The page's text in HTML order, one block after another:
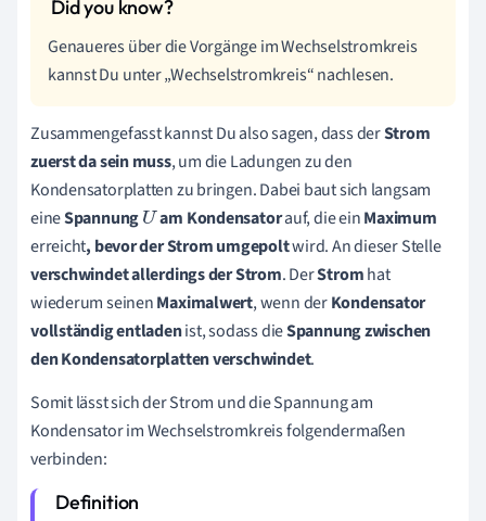
Genaueres über die Vorgänge im Wechselstromkreis
kannst Du unter „Wechselstromkreis“ nachlesen.
Zusammengefasst kannst Du also sagen, dass derStrom
zuerst da sein muss, um die Ladungen zu den
Kondensatorplatten zu bringen. Dabei baut sich langsam
eineSpannungUam Kondensatorauf, die einMaximum
erreicht, bevor der Strom umgepoltwird. An dieser Stelle
verschwindet allerdings der Strom. DerStromhat
wiederum seinenMaximalwert, wenn derKondensator
vollständig entladenist, sodass dieSpannung zwischen
den Kondensatorplatten verschwindet.
Somit lässt sich der Strom und die Spannung am
Kondensator im Wechselstromkreis folgendermaßen
verbinden: